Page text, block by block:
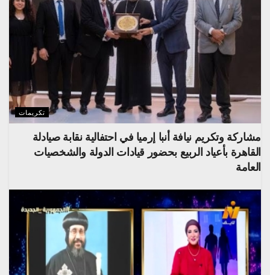
تكريمات
مشاركة وتكريم نيافة أنبا إرميا في احتفالية نقابة صيادلة
القاهرة بأعياد الربيع بحضور قيادات الدولة والشخصيات
العامة